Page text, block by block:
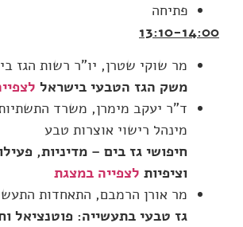
פתיחה
13:10-14:00
מר שוקי שטרן, יו"ר רשות הגז
משק הגז הטבעי בישראל
ד"ר יעקב מימרן, משרד
מינהל רישוי אוצרות טבע
חיפושי גז בים – מדיניות,
וציפיות לצפייה במצגת
מר אורן הרמבם, התאחדות
גז טבעי בתעשייה: פוטנציאל